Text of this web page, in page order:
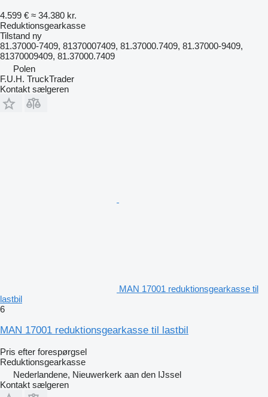
4.599 € ≈ 34.380 kr.
Reduktionsgearkasse
Tilstand ny
81.37000-7409, 81370007409, 81.37000.7409, 81.37000-9409,
81370009409, 81.37000.7409
Polen
F.U.H. TruckTrader
Kontakt sælgeren
MAN 17001 reduktionsgearkasse til
lastbil
6
MAN 17001 reduktionsgearkasse til lastbil
Pris efter forespørgsel
Reduktionsgearkasse
Nederlandene, Nieuwerkerk aan den IJssel
Kontakt sælgeren